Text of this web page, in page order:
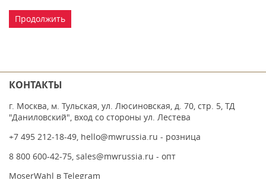
Продолжить
КОНТАКТЫ
г. Москва, м. Тульская, ул. Люсиновская, д. 70, стр. 5, ТД
"Даниловский", вход со стороны ул. Лестева
+7 495 212-18-49, hello@mwrussia.ru - розница
8 800 600-42-75, sales@mwrussia.ru - опт
MoserWahl в Telegram